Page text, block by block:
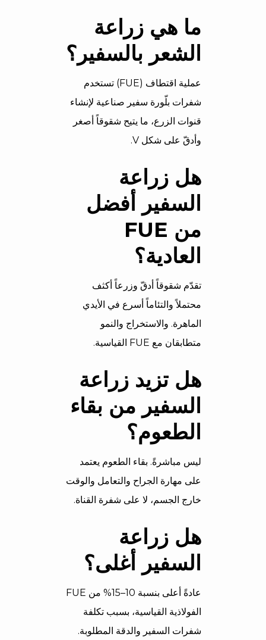
ما هي زراعة
الشعر بالسفير؟
عملية اقتطاف (FUE) تستخدم
شفرات بلّورة سفير صناعية لإنشاء
قنوات الزرع، ما يتيح شقوقاً أصغر
وأدقّ على شكل V.
هل زراعة
السفير أفضل
من FUE
العادية؟
تقدّم شقوقاً أدقّ وزرعاً أكثف
محتملاً والتئاماً أسرع في الأيدي
الماهرة. والاستخراج والنمو
متطابقان مع FUE القياسية.
هل تزيد زراعة
السفير من بقاء
الطعوم؟
ليس مباشرةً. بقاء الطعوم يعتمد
على مهارة الجراح والتعامل والوقت
خارج الجسم، لا على شفرة القناة.
هل زراعة
السفير أغلى؟
عادةً أعلى بنسبة 10–15% من FUE
الفولاذية القياسية، بسبب تكلفة
شفرات السفير والدقة المطلوبة.